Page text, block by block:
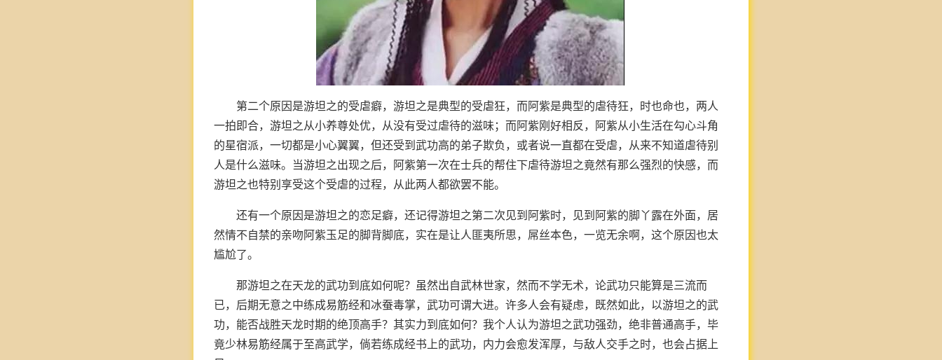
第二个原因是游坦之的受虐癖，游坦之是典型的受虐狂，而阿紫是典型的虐待狂，时也命也，两人
一拍即合，游坦之从小养尊处优，从没有受过虐待的滋味；而阿紫刚好相反，阿紫从小生活在勾心斗角
的星宿派，一切都是小心翼翼，但还受到武功高的弟子欺负，或者说一直都在受虐，从来不知道虐待别
人是什么滋味。当游坦之出现之后，阿紫第一次在士兵的帮住下虐待游坦之竟然有那么强烈的快感，而
游坦之也特别享受这个受虐的过程，从此两人都欲罢不能。
还有一个原因是游坦之的恋足癖，还记得游坦之第二次见到阿紫时，见到阿紫的脚丫露在外面，居
然情不自禁的亲吻阿紫玉足的脚背脚底，实在是让人匪夷所思，屌丝本色，一览无余啊，这个原因也太
尴尬了。
那游坦之在天龙的武功到底如何呢？虽然出自武林世家，然而不学无术，论武功只能算是三流而
已，后期无意之中练成易筋经和冰蚕毒掌，武功可谓大进。许多人会有疑虑，既然如此，以游坦之的武
功，能否战胜天龙时期的绝顶高手？其实力到底如何？我个人认为游坦之武功强劲，绝非普通高手，毕
竟少林易筋经属于至高武学，倘若练成经书上的武功，内力会愈发浑厚，与敌人交手之时，也会占据上